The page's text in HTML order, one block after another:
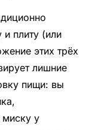
плиту (или
этих трёх
лишние
пищи: вы
миску у